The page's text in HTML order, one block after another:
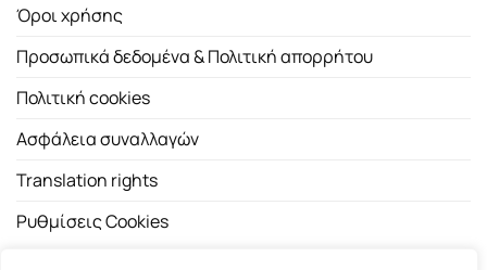
Όροι χρήσης
Προσωπικά δεδομένα & Πολιτική απορρήτου
Πολιτική cookies
Ασφάλεια συναλλαγών
Translation rights
Ρυθμίσεις Cookies